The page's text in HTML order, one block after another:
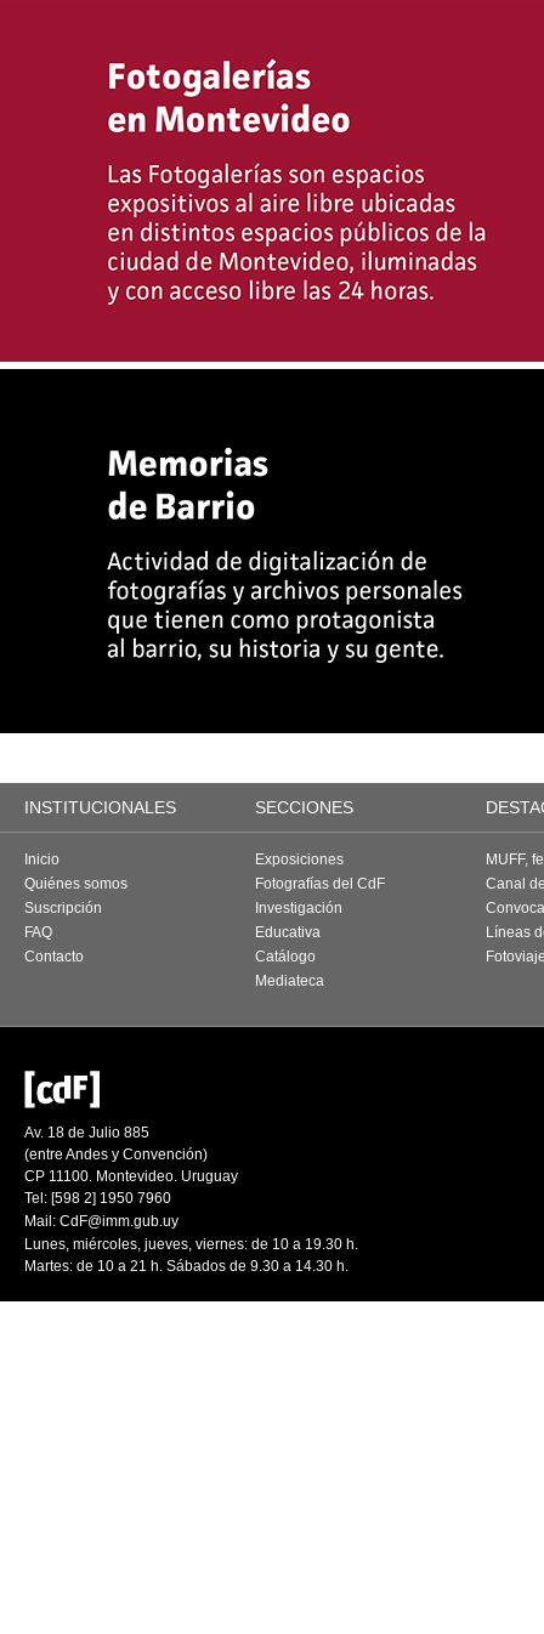
INSTITUCIONALES SECCIONES
Inicio
Quiénes somos
Suscripción
FAQ
Contacto
Exposiciones
Fotografías del CdF
Investigación
Educativa
Catálogo
Mediateca
MUFF,
Canal
Líneas
Av. 18 de Julio 885
(entre Andes y Convención)
CP 11100. Montevideo. Uruguay
Tel: [598 2] 1950 7960
Mail: CdF@imm.gub.uy
Lunes, miércoles, jueves, viernes: de 10 a 19.30 h.
Martes: de 10 a 21 h. Sábados de 9.30 a 14.30 h.